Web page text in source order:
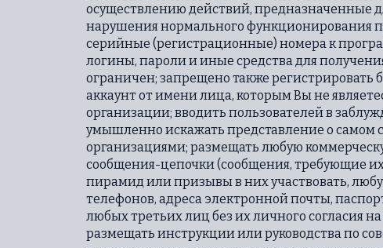
осуществлению действий, предназначенные
нарушения нормального функционирования
серийные (регистрационные) номера к
логины, пароли и иные средства для
ограничен; запрещено также регистрировать
аккаунт от имени лица, которым Вы не
организации; вводить пользователей в
умышленно искажать представление о самом
организациями; размещать любую
сообщения-цепочки (сообщения, требующие
пирамид или призывы в них участвовать,
телефонов, адреса электронной почты,
любых третьих лиц без их личного согласия
размещать инструкции или руководства по